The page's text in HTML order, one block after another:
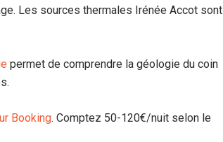
Les sources thermales Irénée Accot sont
permet de comprendre la géologie du coin
Booking. Comptez 50-120€/nuit selon le